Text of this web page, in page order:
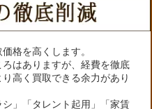
格を高くします。
はありますが、経費を徹底
高く買取できる余力があり
シ」「タレント起用」「家賃